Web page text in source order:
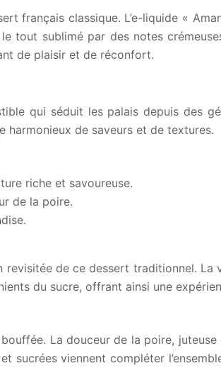
français classique. L’e-liquide «
tout sublimé par des notes
de plaisir et de réconfort.
qui séduit les palais depuis des
harmonieux de saveurs et de textures.
riche et savoureuse.
de la poire.
de ce dessert traditionnel.
du sucre, offrant ainsi une
La douceur de la poire,
sucrées viennent compléter